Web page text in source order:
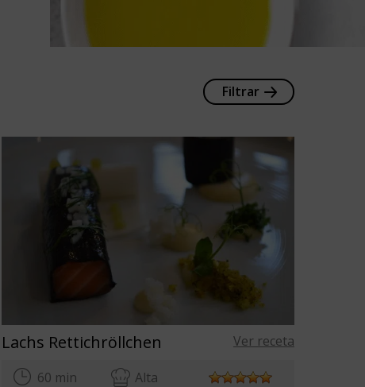
Filtrar
Lachs Rettichröllchen Ver receta
60 min Alta